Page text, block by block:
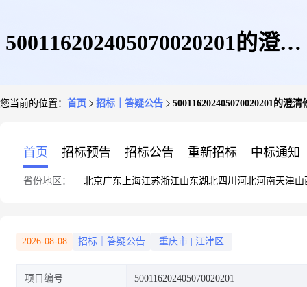
500116202405070020201的澄清
您当前的位置： 首页 招标｜答疑公告 500116202405070020201的澄清
首页 招标预告 招标公告 重新招标 中标通知
省份地区： 北京广东 上海江苏浙江山东湖北四川 河北河南天津山
2026-08-08 招标｜答疑公告 重庆市 江津区
项目编号 500116202405070020201